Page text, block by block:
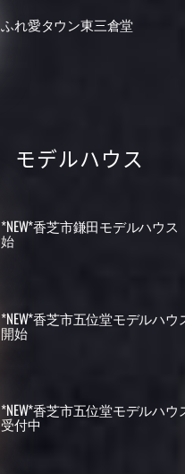
ふれ愛タウン東三倉堂
モデルハウス
*NEW*香芝市鎌田モデルハウ
始
*NEW*香芝市五位堂モデルハ
開始
*NEW*香芝市五位堂モデルハ
受付中